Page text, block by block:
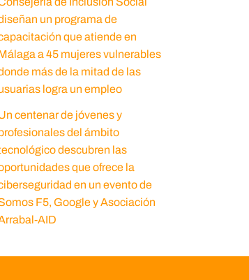
un programa de
que atiende en
a 45 mujeres vulnerables
más de la mitad de las
logra un empleo
centenar de jóvenes y
del ámbito
descubren las
que ofrece la
en un evento de
F5, Google y Asociación
AID